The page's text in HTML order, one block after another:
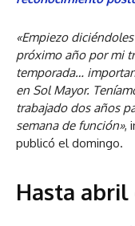
«Empiezo
próximo año por mi
temporada…
en Sol Mayor.
trabajado dos años
semana de función»,
publicó el domingo.
Hasta abril